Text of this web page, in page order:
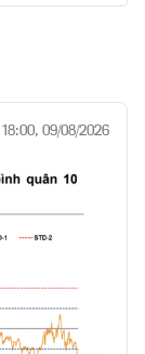
18:00, 09/08/2026